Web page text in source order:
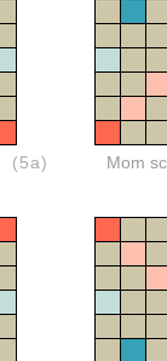
(5a) Mom